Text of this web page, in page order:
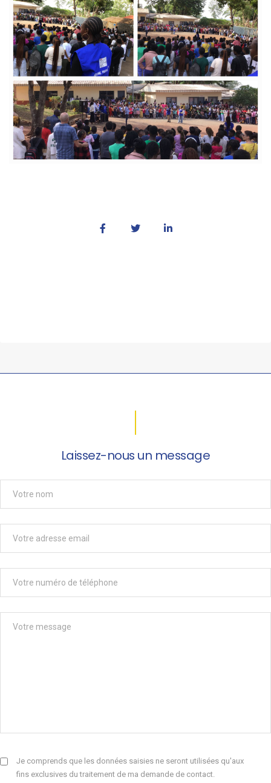
Laissez-nous un message
Je comprends que les données saisies ne seront utilisées qu'aux
fins exclusives du traitement de ma demande de contact.